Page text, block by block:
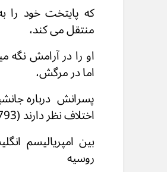
که پایتخت خود را
منتقل می کند،
او را در آرامش نگه
اما در مرگش،
پسرانش درباره
اختلاف نظر دارند (1793).
بین امپریالیسم
روسیه